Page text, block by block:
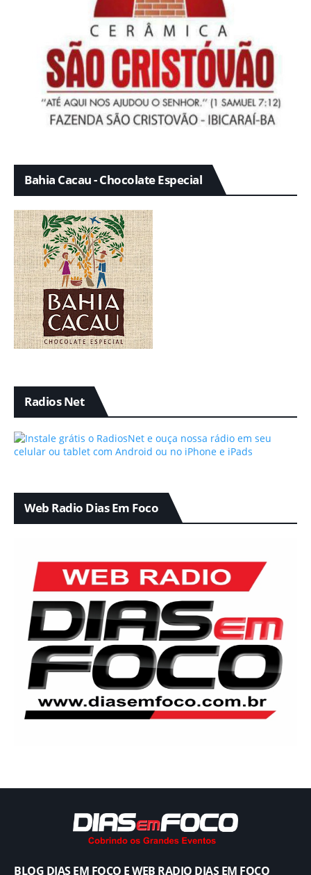
Bahia Cacau - Chocolate Especial
Radios Net
Web Radio Dias Em Foco
BLOG DIAS EM FOCO E WEB RADIO DIAS EM FOCO